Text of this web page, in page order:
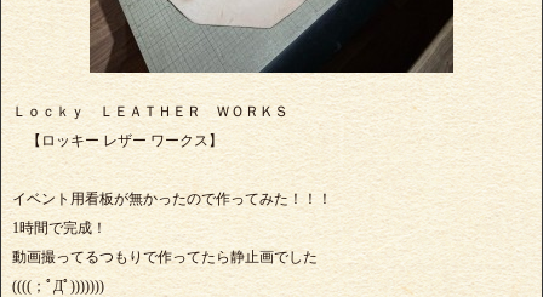
Ｌｏｃｋｙ ＬＥＡＴＨＥＲ ＷＯＲＫＳ
【ロッキー レザー ワークス】
イベント用看板が無かったので作ってみた！！！
1時間で完成！
動画撮ってるつもりで作ってたら静止画でした
((((；ﾟДﾟ)))))))